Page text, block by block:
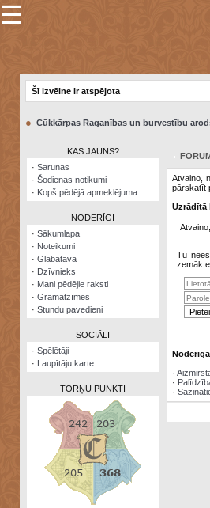
×
Šodienas
notikumi
Visatcera
almanahs
Arhīvs
Zināšanu
☰
Šī izvēlne ir atspējota
● Cūkkārpas Raganības un burvestību
KAS JAUNS?
· Sarunas
· Šodienas notikumi
· Kopš pēdējā apmeklējuma
NODERĪGI
· Sākumlapa
· Noteikumi
· Glabātava
· Dzīvnieks
· Mani pēdējie raksti
· Grāmatzīmes
· Stundu pavedieni
SOCIĀLI
· Spēlētāji
· Laupītāju karte
TORŅU PUNKTI
Atvaino,
pārskatīt
Uzrādītā
Tu
zemāk
·
·
·